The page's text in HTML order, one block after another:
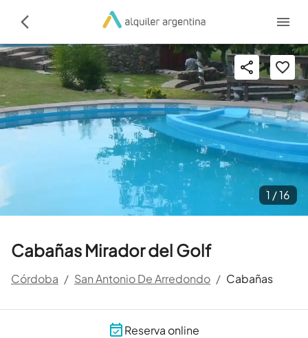
Cabañas Mirador del Golf
Córdoba / San Antonio De Arredondo / Cabañas
1 /16
Reserva online